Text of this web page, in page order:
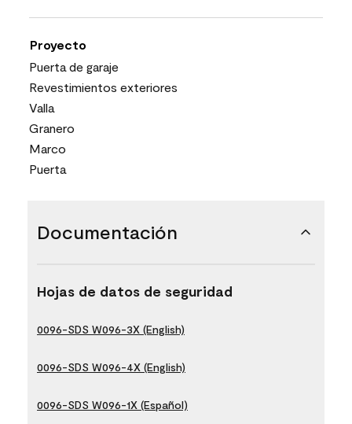
Proyecto
Puerta de garaje
Revestimientos exteriores
Valla
Granero
Marco
Puerta
Documentación
Hojas de datos de seguridad
0096-SDS W096-3X (English)
0096-SDS W096-4X (English)
0096-SDS W096-1X (Español)